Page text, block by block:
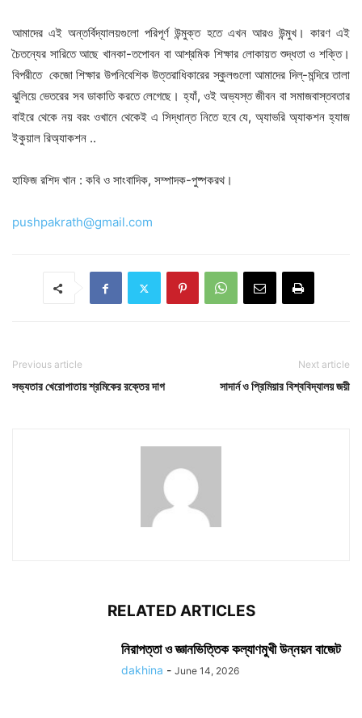
আমাদের এই অন্তর্বিদ্যালয়গুলো পরিপূর্ণ উন্মুক্ত হতে এখন আরও উন্মুখ। কারণ এই
চৈতন্যের সারিতে আছে খানকা-তপোবন বা আশ্রমিক শিক্ষার লোকায়ত শুদ্ধতা ও শক্তি।
বিপরীতে কেজো শিক্ষার উপনিবেশিক উত্তরাধিকারের স্কুলগুলো আমাদের দিল্-মন্দিরে তালা
ঝুলিয়ে ভেতরের সব ডাকাতি করতে লেগেছে। হ্যাঁ, ওই অভ্যস্ত জীবন বা সমাজবাস্তবতার
বাইরে থেকে নয় বরং ওখানে থেকেই এ সিদ্ধান্ত নিতে হবে যে, অ্যাভরি অ্যাকশন হ্যাজ
ইকুয়াল রিঅ্যাকশন ..
হাফিজ রশিদ খান : কবি ও সাংবাদিক, সম্পাদক-পুষ্পকরথ।
pushpakrath@gmail.com
Previous article
সভ্যতার খেরোপাতায় শ্রমিকের রক্তের দাগ
Next article
সাদার্ন ও প্রিমিয়ার বিশ্ববিদ্যালয় জয়ী
RELATED ARTICLES
নিরাপত্তা ও জ্ঞানভিত্তিক কল্যাণমুখী উন্নয়ন বাজেট
dakhina - June 14, 2026